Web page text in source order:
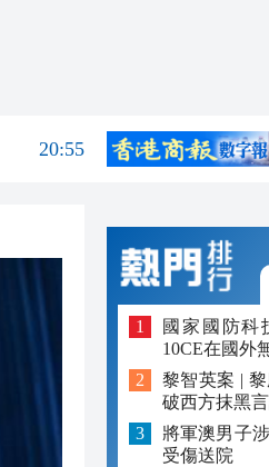
20:55
國家國防科
10CE在國外
黎智英案 |
破西方抹黑
將軍澳男子
受傷送院